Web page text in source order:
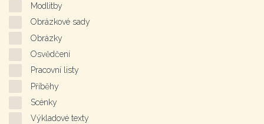
Modlitby
Obrázkové sady
Obrázky
Osvědčení
Pracovní listy
Příběhy
Scénky
Výkladové texty